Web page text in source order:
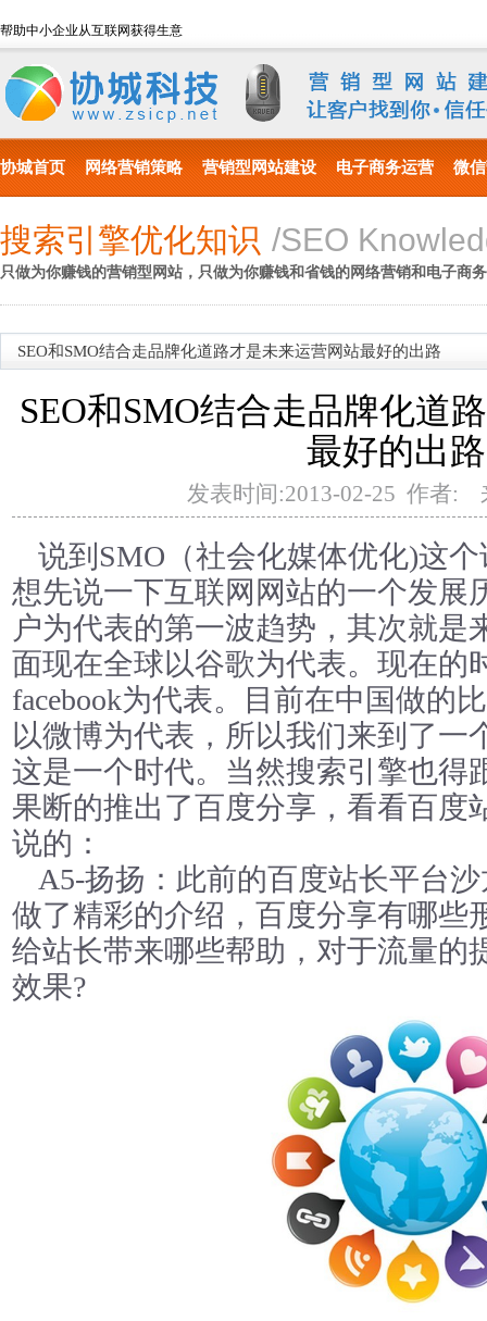
帮助中小企业从互联网获得生意
协城首页 网络营销策略 营销型网站建设 电子商务运营 微
搜索引擎优化知识 /SEO
只做为你赚钱的营销型网站，只做为你赚钱和省钱的网络营销和电子商务
SEO和SMO结合走品牌化道路才是未来运营网站最好的出路
SEO和SMO结合走品牌化道
最好的出路
发表时间:2013-02-25 作者
说到SMO（社会化媒体优化)这
想先说一下互联网网站的一个发展
户为代表的第一波趋势，其次就是
面现在全球以谷歌为代表。现在的
facebook为代表。目前在中国做的
以微博为代表，所以我们来到了一
这是一个时代。当然搜索引擎也得
果断的推出了百度分享，看看百度
说的：
A5-扬扬：此前的百度站长平台
做了精彩的介绍，百度分享有哪些
给站长带来哪些帮助，对于流量的
效果?